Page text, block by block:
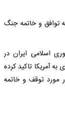
توافق و خاتمه جنگ
اسلامی ایران در
ضمن تایید ارایه پیشنهاد ۱۴ ماده‌ای به آمریکا تاکید کرده
مورد توقف و خاتمه